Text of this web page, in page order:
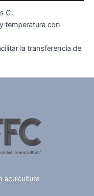
C.
temperatura con
la transferencia de
acuicultura